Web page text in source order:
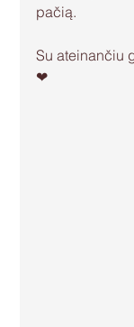
pačią.
Su ateinančiu
❤